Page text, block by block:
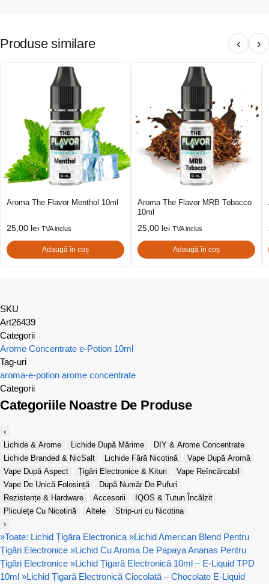
Produse similare ‹ ›
Aroma The Flavor Menthol 10ml
25,00 lei TVA inclus
Adaugă în coș
Aroma The Flavor MRB Tobacco
10ml
25,00 lei TVA inclus
Adaugă în coș
SKU
Art26439
Categorii
Arome Concentrate e-Potion 10ml
Tag-uri
aroma-e-potion arome concentrate
Categorii
Categoriile Noastre De Produse
‹
Lichide & Arome
Lichide După Mărime
DIY & Arome Concentrate
Lichide Branded & NicSalt
Lichide Fără Nicotină
Vape După Aromă
Vape După Aspect
Țigări Electronice & Kituri
Vape Reîncărcabil
Vape De Unică Folosință
După Număr De Pufuri
Rezistențe & Hardware
Accesorii
IQOS & Tutun Încălzit
Pliculețe Cu Nicotină
Altele
Strip-uri cu Nicotina
›
»Toate: Lichid Țigăra Electronica »Lichid American Blend Pentru
Țigări Electronice »Lichid Cu Aroma De Papaya Ananas Pentru
Țigări Electronice »Lichid Țigară Electronică 10ml – E-Liquid TPD
10ml »Lichid Țigară Electronică Ciocolată – Chocolate E-Liquid